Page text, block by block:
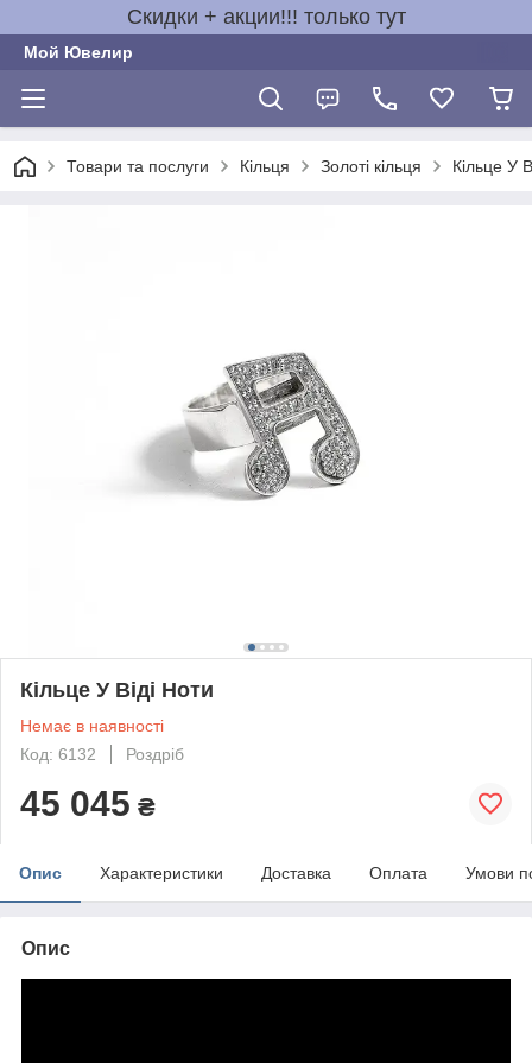
Скидки + акции!!! только тут
Мой Ювелир
Товари та послуги Кільця Золоті кільця Кільце У
Кільце У Віді Ноти
Немає в наявності
Код: 6132
Роздріб
45 045 ₴
Опис Характеристики Доставка Оплата Умови
Опис